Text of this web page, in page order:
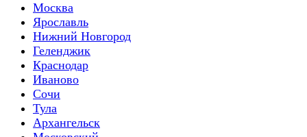
Москва
Ярославль
Нижний Новгород
Геленджик
Краснодар
Иваново
Сочи
Тула
Архангельск